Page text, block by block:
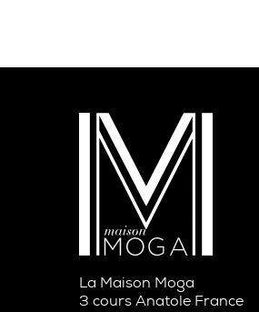
La Maison Moga
3 cours Anatole France